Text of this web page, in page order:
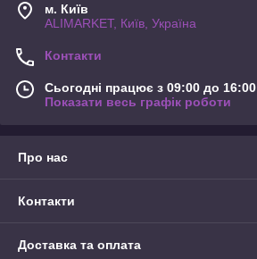
м. Київ
ALIMARKET, Київ, Україна
Контакти
Сьогодні працює з 09:00 до 16:00
Показати весь графік роботи
Про нас
Контакти
Доставка та оплата